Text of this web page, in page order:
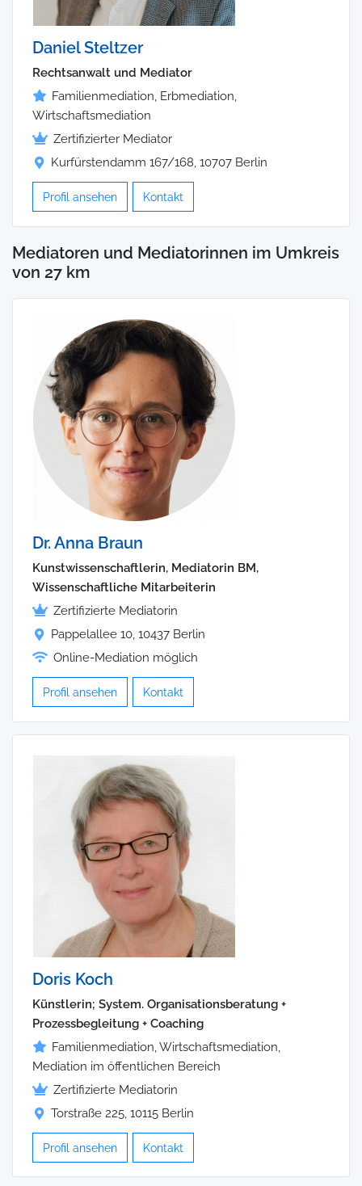
Daniel Steltzer
Rechtsanwalt und Mediator
Familienmediation, Erbmediation,
Wirtschaftsmediation
Zertifizierter Mediator
Kurfürstendamm 167/168, 10707 Berlin
Profil ansehen Kontakt
Mediatoren und Mediatorinnen im Umkreis
von 27 km
Dr. Anna Braun
Kunstwissenschaftlerin, Mediatorin BM,
Wissenschaftliche Mitarbeiterin
Zertifizierte Mediatorin
Pappelallee 10, 10437 Berlin
Online-Mediation möglich
Profil ansehen Kontakt
Doris Koch
Künstlerin; System. Organisationsberatung +
Prozessbegleitung + Coaching
Familienmediation, Wirtschaftsmediation,
Mediation im öffentlichen Bereich
Zertifizierte Mediatorin
Torstraße 225, 10115 Berlin
Profil ansehen Kontakt